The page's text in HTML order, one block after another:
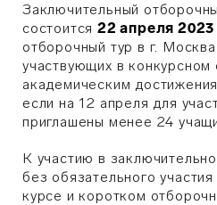
Заключительный
состоится22 апреля 2023
отборочный тур в г.
участвующих в конкурсном
академическим
если на 12 апреля для
приглашены менее 24
К участию в
без обязательного
курсе и коротком